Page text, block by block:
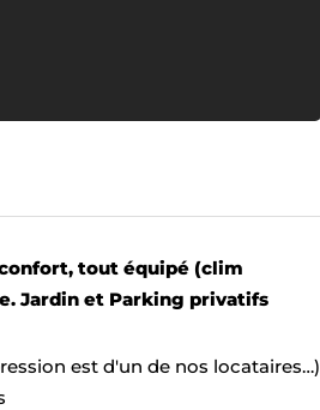
tout équipé (clim
Jardin et Parking privatifs
est d'un de nos locataires…)